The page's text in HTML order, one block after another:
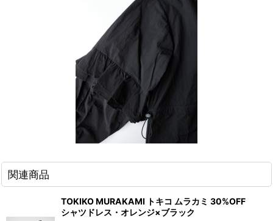
関連商品
TOKIKO MURAKAMI トキコ ムラカミ 30%OFF
シャツドレス・オレンジ×ブラック